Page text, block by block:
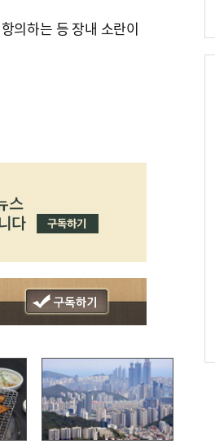
의하는 등 장내 소란이